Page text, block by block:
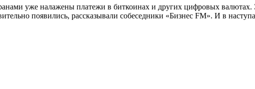
уже налажены платежи в биткоинах и других цифровых валютах.
появились, рассказывали собеседники «Бизнес FM». И в